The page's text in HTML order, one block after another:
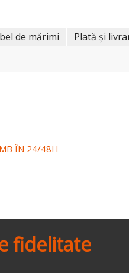
de mărimi Plată și
ÎN 24/48H
fidelitate